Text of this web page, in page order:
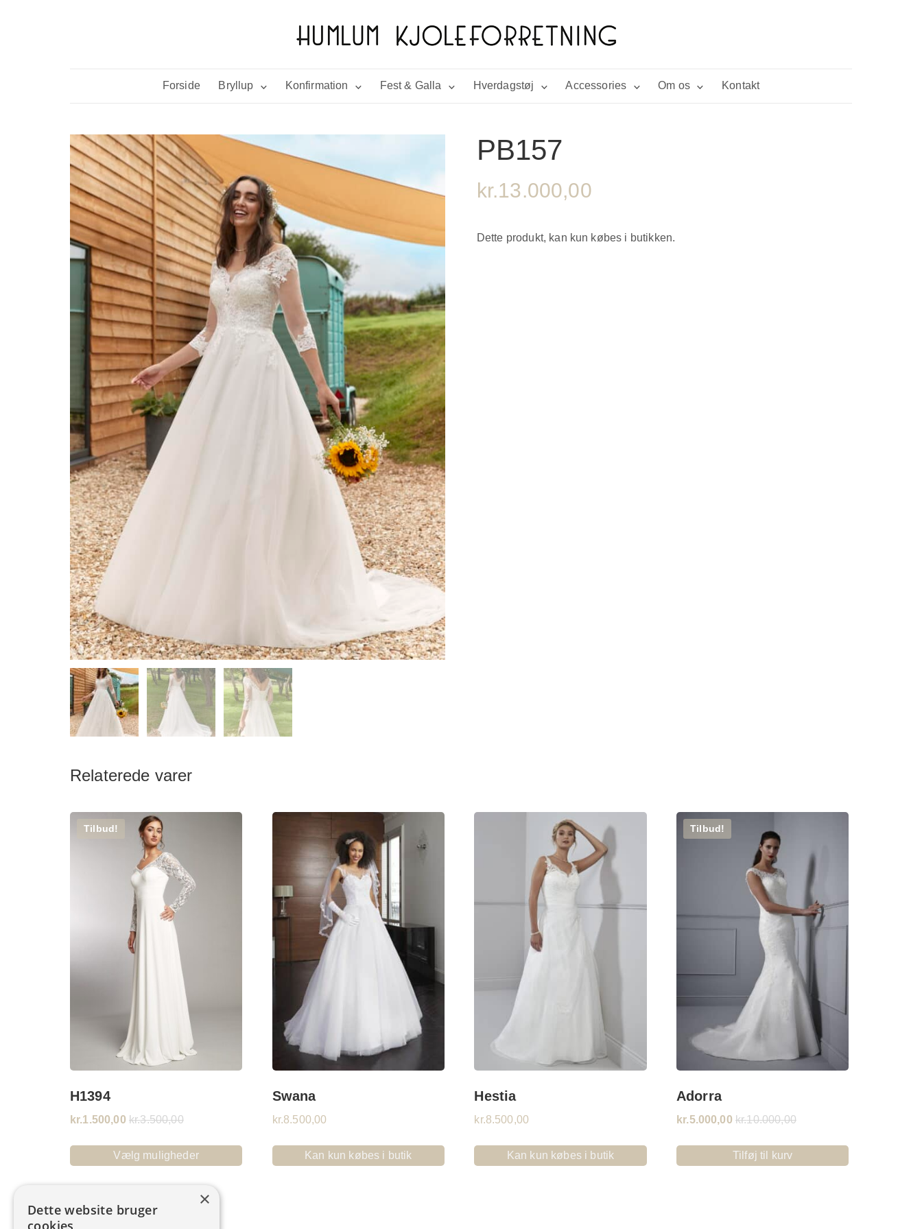
Forside Bryllup Konfirmation Fest & Galla Hverdagstøj Accessories Om os Kontakt
PB157
kr.13.000,00
Dette produkt, kan kun købes i butikken.
Relaterede varer
Tilbud!
H1394
kr.1.500,00 kr.3.500,00
Vælg muligheder
Swana
kr.8.500,00
Kan kun købes i butik
Hestia
kr.8.500,00
Kan kun købes i butik
Tilbud!
Adorra
kr.5.000,00 kr.10.000,00
Tilføj til kurv
×
Dette website bruger
cookies